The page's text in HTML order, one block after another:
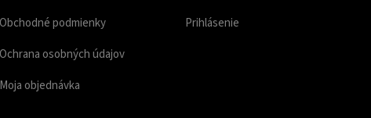
Obchodné podmienky
Ochrana osobných údajov
Moja objednávka
Prihlásenie